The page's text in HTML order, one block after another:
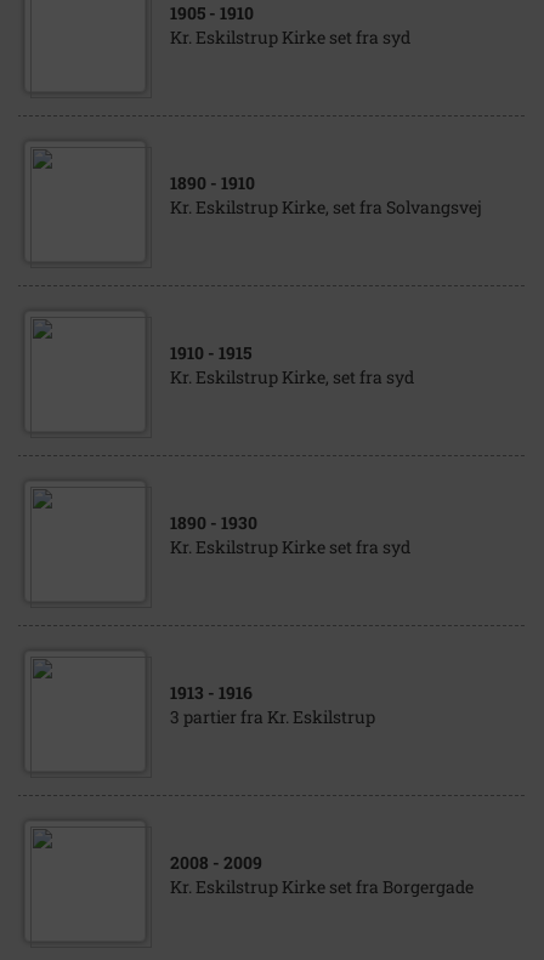
1905 - 1910
Kr. Eskilstrup Kirke set fra syd
1890 - 1910
Kr. Eskilstrup Kirke, set fra Solvangsvej
1910 - 1915
Kr. Eskilstrup Kirke, set fra syd
1890 - 1930
Kr. Eskilstrup Kirke set fra syd
1913 - 1916
3 partier fra Kr. Eskilstrup
2008 - 2009
Kr. Eskilstrup Kirke set fra Borgergade